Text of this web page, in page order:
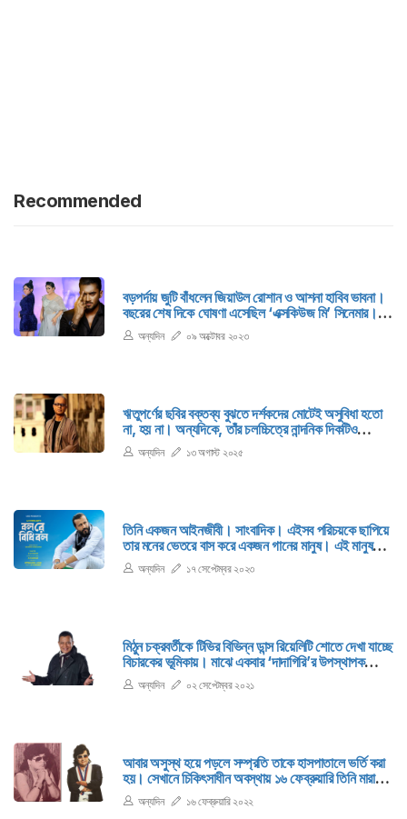
Recommended
বড়পর্দায় জুটি বাঁধলেন জিয়াউল রোশান ও আশনা হাবিব ভাবনা।
বছরের শেষ দিকে ঘোষণা এসেছিল ‘এক্সকিউজ মি’ সিনেমার।
রায়হান খানের পরিচালনায় এ সিনেমায় একসাথে দেখা যাবে
তাদের। সম্প্রতি রাজধানীর বিভিন্ন লোকেশনে শেষ হয়েছে
অন্যদিন ০৯ অক্টোবর ২০২৩
ঋতুপর্ণের ছবির বক্তব্য বুঝতে দর্শকদের মোটেই অসুবিধা হতো
না, হয় না। অন্যদিকে, তাঁর চলচ্চিত্রে নান্দনিক দিকটিও
উপেক্ষিত নয়।
অন্যদিন ১৩ অগাস্ট ২০২৫
তিনি একজন আইনজীবী। সাংবাদিক। এইসব পরিচয়কে ছাপিয়ে
তার মনের ভেতরে বাস করে একজন গানের মানুষ। এই মানুষটি
ভালো তবলা বাজান। গান লিখেন। সুরারোপ করেন। নাম
আজমল হোসেন দিশারী।
অন্যদিন ১৭ সেপ্টেম্বর ২০২৩
মিঠুন চক্রবর্তীকে টিভির বিভিন্ন ডান্স রিয়েলিটি শোতে দেখা যাচ্ছে
বিচারকের ভূমিকায়। মাঝে একবার ‘দাদাগিরি’র উপস্থাপক
হিসেবেও তাকে দেখা গিয়েছিল। কিন্তু কখনোই টিভির কোনো
ধারাবাহিকে মিঠুন অভিনয় করেন নি।
অন্যদিন ০২ সেপ্টেম্বর ২০২১
আবার অসুস্থ হয়ে পড়লে সম্প্রতি তাকে হাসপাতালে ভর্তি করা
হয়। সেখানে চিকিৎসাধীন অবস্থায় ১৬ ফেব্রুয়ারি তিনি মারা
যান। ১৯৭০ থেকে ৮০-এর দশকে হিন্দি ছায়াছবির জগতে
অন্যতম জনপ্রিয় নাম বাপ্পী লাহিড়ী।
অন্যদিন ১৬ ফেব্রুয়ারি ২০২২